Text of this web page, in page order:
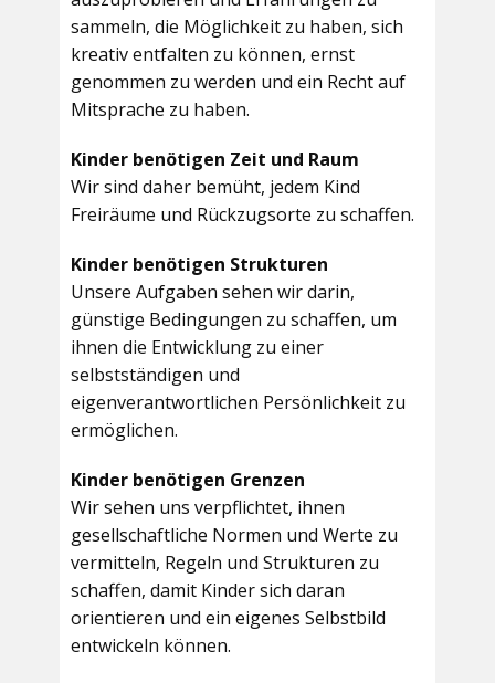
sammeln, die Möglichkeit zu haben, sich
kreativ entfalten zu können, ernst
genommen zu werden und ein Recht auf
Mitsprache zu haben.
Kinder benötigen Zeit und Raum
Wir sind daher bemüht, jedem Kind
Freiräume und Rückzugsorte zu schaffen.
Kinder benötigen Strukturen
Unsere Aufgaben sehen wir darin,
günstige Bedingungen zu schaffen, um
ihnen die Entwicklung zu einer
selbstständigen und
eigenverantwortlichen Persönlichkeit zu
ermöglichen.
Kinder benötigen Grenzen
Wir sehen uns verpflichtet, ihnen
gesellschaftliche Normen und Werte zu
vermitteln, Regeln und Strukturen zu
schaffen, damit Kinder sich daran
orientieren und ein eigenes Selbstbild
entwickeln können.